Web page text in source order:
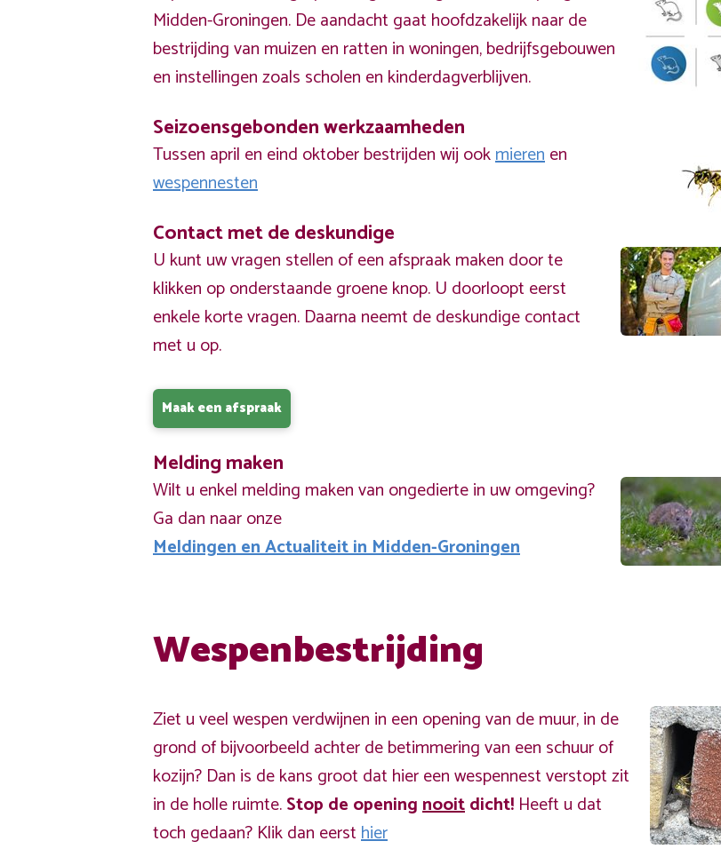
Midden-Groningen. De aandacht gaat hoofdzakelijk naar de
bestrijding van muizen en ratten in woningen, bedrijfsgebouwen
en instellingen zoals scholen en kinderdagverblijven.
Seizoensgebonden werkzaamheden
Tussen april en eind oktober bestrijden wij ookmierenen
wespennesten
Contact met de deskundige
U kunt uw vragen stellen of een afspraak maken door te
klikken op onderstaande groene knop. U doorloopt eerst
enkele korte vragen. Daarna neemt de deskundige contact
met u op.
Maak een afspraak
Melding maken
Wilt u enkel melding maken van ongedierte in uw omgeving?
Ga dan naar onze
Meldingen en Actualiteit in Midden-Groningen
Wespenbestrijding
Ziet u veel wespen verdwijnen in een opening van de muur, in de
grond of bijvoorbeeld achter de betimmering van een schuur of
kozijn? Dan is de kans groot dat hier een wespennest verstopt zit
in de holle ruimte.Stop de openingnooitdicht! Heeft u dat
toch gedaan? Klik dan eersthier